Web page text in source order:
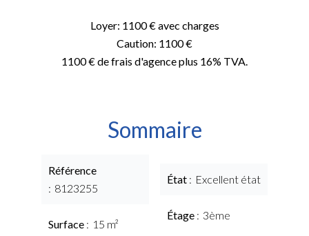
Loyer: 1100 € avec charges
Caution: 1100 €
1100 € de frais d'agence plus 16% TVA.
Sommaire
Référence
8123255
Surface 15 m²
État Excellent état
Étage 3ème